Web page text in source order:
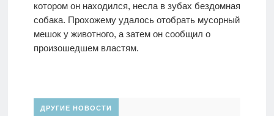
котором он находился, несла в зубах бездомная
собака. Прохожему удалось отобрать мусорный
мешок у животного, а затем он сообщил о
произошедшем властям.
ДРУГИЕ НОВОСТИ